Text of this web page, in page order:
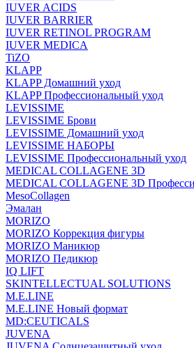
IUVER ACIDS
IUVER BARRIER
IUVER RETINOL PROGRAM
IUVER MEDICA
TiZO
KLAPP
KLAPP Домашний уход
KLAPP Профессиональный уход
LEVISSIME
LEVISSIME Брови
LEVISSIME Домашний уход
LEVISSIME НАБОРЫ
LEVISSIME Профессиональный уход
MEDICAL COLLAGENE 3D
MEDICAL COLLAGENE 3D
MesoCollagen
Эмалан
MORIZO
MORIZO Коррекция фигуры
MORIZO Маникюр
MORIZO Педикюр
IQ LIFT
SKINTELLECTUAL SOLUTIONS
M.E.LINE
M.E.LINE Новый формат
MD:CEUTICALS
JUVENA